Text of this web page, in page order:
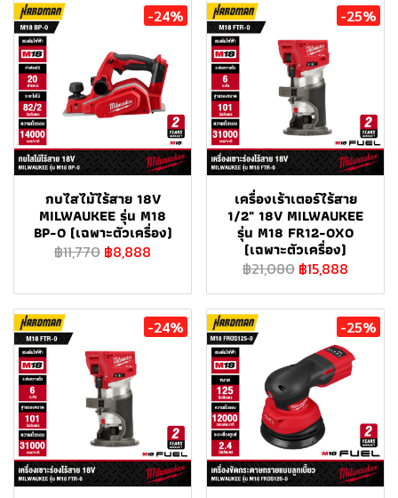
-24%
กบไสไม้ไร้สาย 18V
MILWAUKEE รุ่น M18
BP-0 (เฉพาะตัวเครื่อง)
฿11,770 ฿8,888
-25%
เครื่องเร้าเตอร์ไร้สาย
1/2" 18V MILWAUKEE
รุ่น M18 FR12-0X0
(เฉพาะตัวเครื่อง)
฿21,080 ฿15,888
-24% -25%